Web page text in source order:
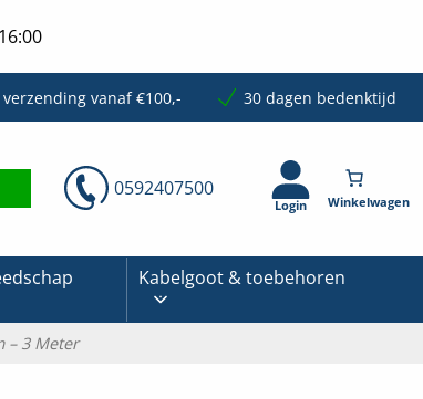
vanaf €100,- 30 dagen bedenktijd
0592407500
Login
Kabelgoot & toebehoren
– 3 Meter